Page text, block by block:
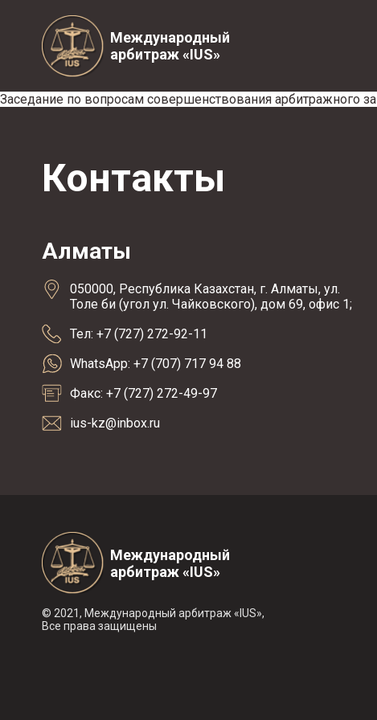
Международный
арбитраж «IUS»
Заседание по вопросам совершенствования арбитражного
Контакты
Алматы
050000, Республика Казахстан, г. Алматы, ул.
Толе би (угол ул. Чайковского), дом 69, офис 1;
Тел: +7 (727) 272-92-11
WhatsApp: +7 (707) 717 94 88
Факс: +7 (727) 272-49-97
ius-kz@inbox.ru
Международный
арбитраж «IUS»
© 2021, Международный арбитраж «IUS»,
Все права защищены